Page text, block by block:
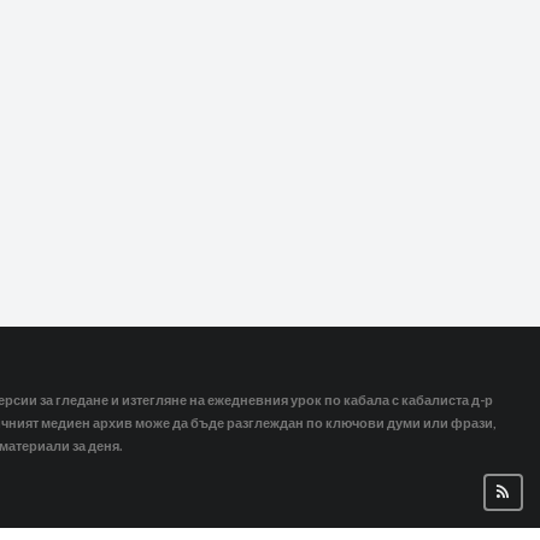
за гледане и изтегляне на ежедневния урок по кабала с кабалиста д-р
медиен архив може да бъде разглеждан по ключови думи или фрази,
за деня.